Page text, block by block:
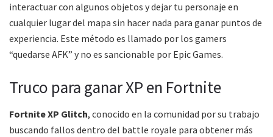
interactuar con algunos objetos y dejar tu personaje en
cualquier lugar del mapa sin hacer nada para ganar puntos de
experiencia. Este método es llamado por los gamers
“quedarse AFK” y no es sancionable por Epic Games.
Truco para ganar XP en Fortnite
Fortnite XP Glitch, conocido en la comunidad por su trabajo
buscando fallos dentro del battle royale para obtener más